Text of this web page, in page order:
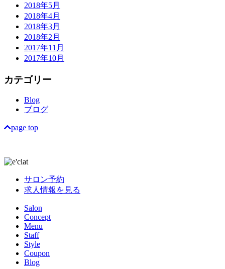
2018年5月
2018年4月
2018年3月
2018年2月
2017年11月
2017年10月
カテゴリー
Blog
ブログ
page top
サロン予約
求人情報を見る
Salon
Concept
Menu
Staff
Style
Coupon
Blog